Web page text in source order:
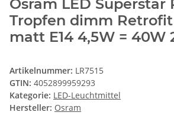
Osram LED Superstar
Tropfen dimm
matt E14 4,5W = 40W
Artikelnummer: LR7515
GTIN: 4052899959293
Kategorie: LED-Leuchtmittel
Hersteller: Osram